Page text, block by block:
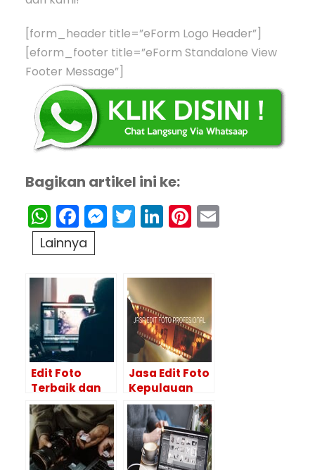
[form_header title=”eForm Logo Header”]
[eform_footer title=”eForm Standalone View
Footer Message”]
Bagikan artikel ini ke:
WhatsApp
Facebook
Messenger
Twitter
LinkedIn
Pinterest
Lainnya
Edit Foto
Terbaik dan
Hasil
Maksimal Itu
Ya di Editor
Foto
Profesional
Jasa Edit Foto
Kepulauan
Selayar
HASILNYA
BAGUS!